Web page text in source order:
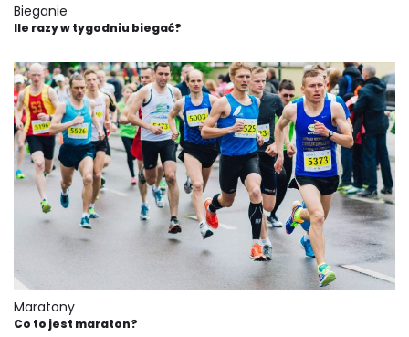
Bieganie
Ile razy w tygodniu biegać?
Maratony
Co to jest maraton?